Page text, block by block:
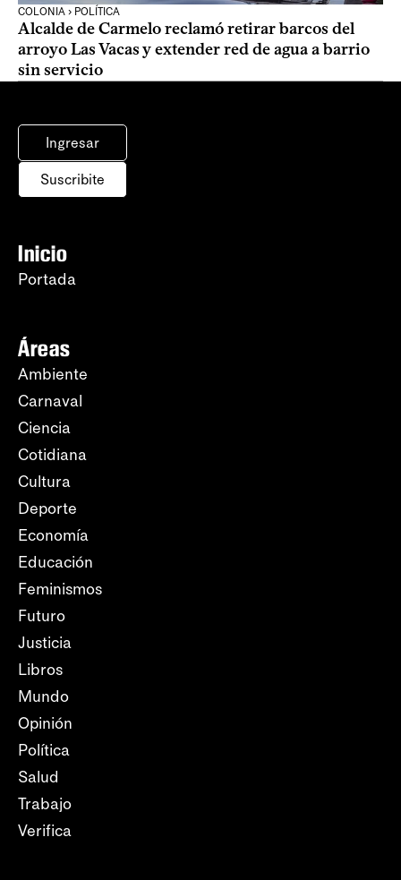
COLONIA › POLÍTICA
Alcalde de Carmelo reclamó retirar barcos del
arroyo Las Vacas y extender red de agua a barrio
sin servicio
Ingresar
Suscribite
Inicio
Portada
Áreas
Ambiente
Carnaval
Ciencia
Cotidiana
Cultura
Deporte
Economía
Educación
Feminismos
Futuro
Justicia
Libros
Mundo
Opinión
Política
Salud
Trabajo
Verifica